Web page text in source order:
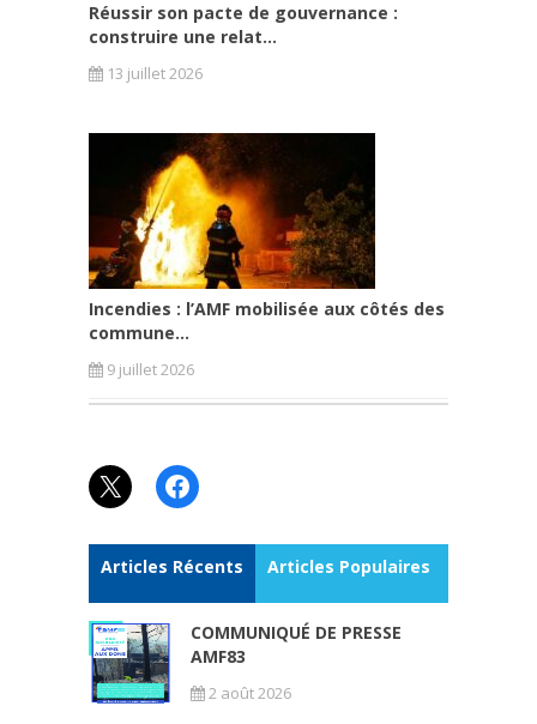
Réussir son pacte de gouvernance :
construire une relat...
13 juillet 2026
Incendies : l’AMF mobilisée aux côtés des
commune...
9 juillet 2026
X Facebook
Articles Récents Articles Populaires
COMMUNIQUÉ DE PRESSE
AMF83
2 août 2026